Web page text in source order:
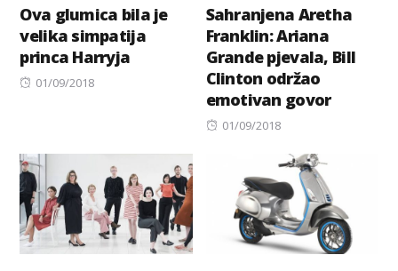
Ova glumica bila je
velika simpatija
princa Harryja
Posted
01/09/2018
Sahranjena Aretha
Franklin: Ariana
Grande pjevala, Bill
Clinton održao
emotivan govor
Posted
01/09/2018